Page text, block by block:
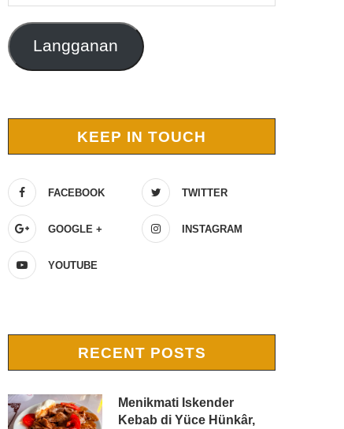
Langganan
KEEP IN TOUCH
FACEBOOK TWITTER
GOOGLE + INSTAGRAM
YOUTUBE
RECENT POSTS
Menikmati Iskender
Kebab di Yüce Hünkâr,